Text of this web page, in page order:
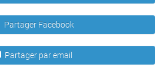
Partager Facebook
Partager par email